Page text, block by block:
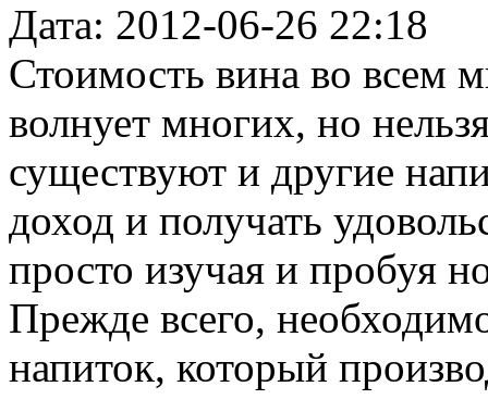
Дата: 2012-06-26 22:18
Стоимость вина во всем
волнует многих, но
существуют и другие
доход и получать
просто изучая и пробуя
Прежде всего,
напиток, который